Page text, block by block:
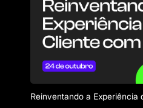
Reinventando a Experiência